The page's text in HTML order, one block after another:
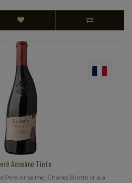
Anselme Tinto
Père Anselme, Charles Brotte cria a